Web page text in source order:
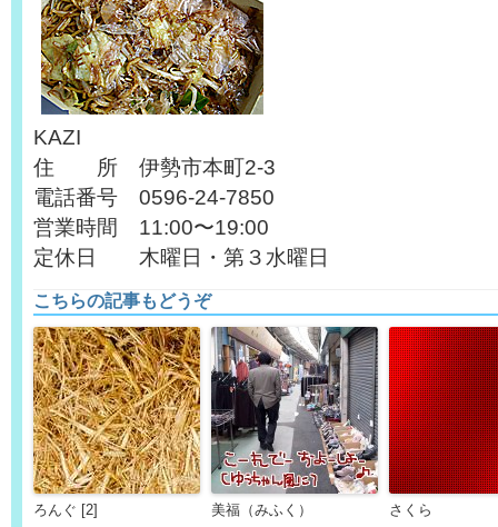
KAZI
住 所 伊勢市本町2-3
電話番号 0596-24-7850
営業時間 11:00〜19:00
定休日 木曜日・第３水曜日
こちらの記事もどうぞ
ろんぐ [2] 美福（みふく） さくら